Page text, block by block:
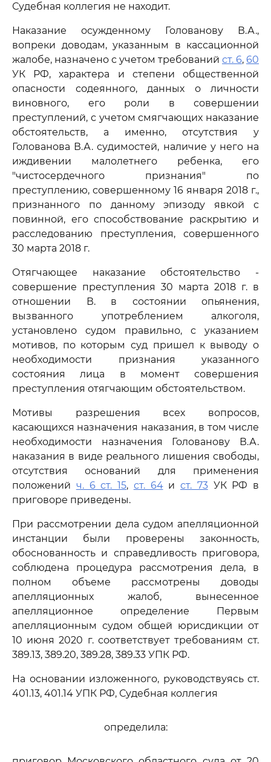
Судебная коллегия не находит.
Наказание осужденному Голованову В.А.,
вопреки доводам, указанным в кассационной
жалобе, назначено с учетом требований ст. 6, 60
УК РФ, характера и степени общественной
опасности содеянного, данных о личности
виновного, его роли в совершении
преступлений, с учетом смягчающих наказание
обстоятельств, а именно, отсутствия у
Голованова В.А. судимостей, наличие у него на
иждивении малолетнего ребенка, его
"чистосердечного признания" по
преступлению, совершенному 16 января 2018 г.,
признанного по данному эпизоду явкой с
повинной, его способствование раскрытию и
расследованию преступления, совершенного
30 марта 2018 г.
Отягчающее наказание обстоятельство -
совершение преступления 30 марта 2018 г. в
отношении В. в состоянии опьянения,
вызванного употреблением алкоголя,
установлено судом правильно, с указанием
мотивов, по которым суд пришел к выводу о
необходимости признания указанного
состояния лица в момент совершения
преступления отягчающим обстоятельством.
Мотивы разрешения всех вопросов,
касающихся назначения наказания, в том числе
необходимости назначения Голованову В.А.
наказания в виде реального лишения свободы,
отсутствия оснований для применения
положений ч. 6 ст. 15, ст. 64и ст. 73УК РФ в
приговоре приведены.
При рассмотрении дела судом апелляционной
инстанции были проверены законность,
обоснованность и справедливость приговора,
соблюдена процедура рассмотрения дела, в
полном объеме рассмотрены доводы
апелляционных жалоб, вынесенное
апелляционное определение Первым
апелляционным судом общей юрисдикции от
10 июня 2020 г. соответствует требованиям ст.
389.13, 389.20, 389.28, 389.33 УПК РФ.
На основании изложенного, руководствуясь ст.
401.13, 401.14 УПК РФ, Судебная коллегия
определила: